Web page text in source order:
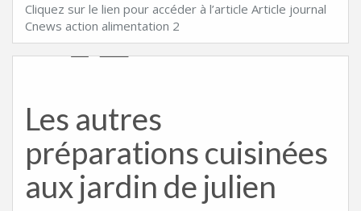
Cliquez sur le lien pour accéder à l’article Article journal
Cnews action alimentation 2
Les autres
préparations cuisinées
aux jardin de julien